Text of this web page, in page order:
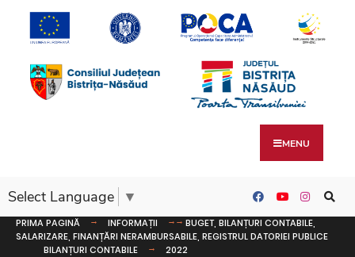
MENU
Select Language ▼
PRIMA PAGINĂ INFORMAȚII
BUGET, BILANȚURI CONTABILE,
SALARIZARE, FINANȚĂRI NERAMBURSABILE, REGISTRUL DATORIEI PUBLICE
BILANȚURI CONTABILE
2022